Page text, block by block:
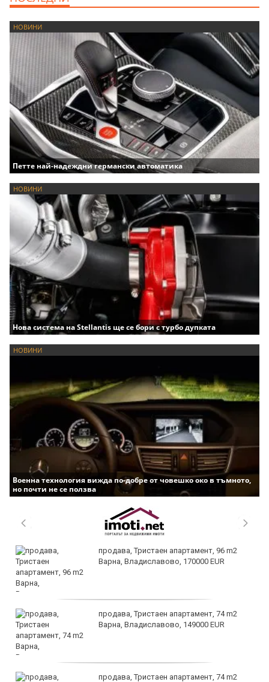
НОВИНИ
Петте най-надеждни германски автоматика
НОВИНИ
Нова система на Stellantis ще се бори с турбо дупката
НОВИНИ
Военна технология вижда по-добре от човешко око в тъмното,
но почти не се ползва
продава, Тристаен апартамент, 96 m2
Варна, Владиславово, 170000 EUR
продава, Тристаен апартамент, 74 m2
Варна, Владиславово, 149000 EUR
продава, Тристаен апартамент, 74 m2